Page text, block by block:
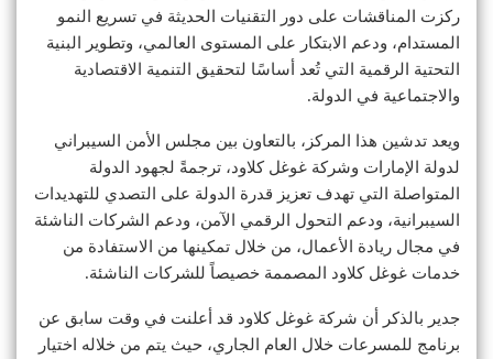
ركزت المناقشات على دور التقنيات الحديثة في تسريع النمو
المستدام، ودعم الابتكار على المستوى العالمي، وتطوير البنية
التحتية الرقمية التي تُعد أساسًا لتحقيق التنمية الاقتصادية
والاجتماعية في الدولة.
ويعد تدشين هذا المركز، بالتعاون بين مجلس الأمن السيبراني
لدولة الإمارات وشركة غوغل كلاود، ترجمةً لجهود الدولة
المتواصلة التي تهدف تعزيز قدرة الدولة على التصدي للتهديدات
السيبرانية، ودعم التحول الرقمي الآمن، ودعم الشركات الناشئة
في مجال ريادة الأعمال، من خلال تمكينها من الاستفادة من
خدمات غوغل كلاود المصممة خصيصاً للشركات الناشئة.
جدير بالذكر أن شركة غوغل كلاود قد أعلنت في وقت سابق عن
برنامج للمسرعات خلال العام الجاري، حيث يتم من خلاله اختيار